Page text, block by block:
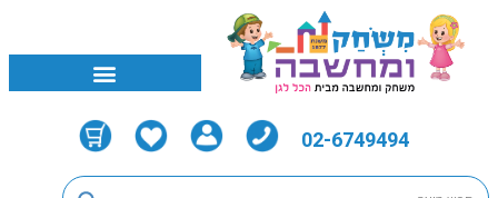
02-6749494